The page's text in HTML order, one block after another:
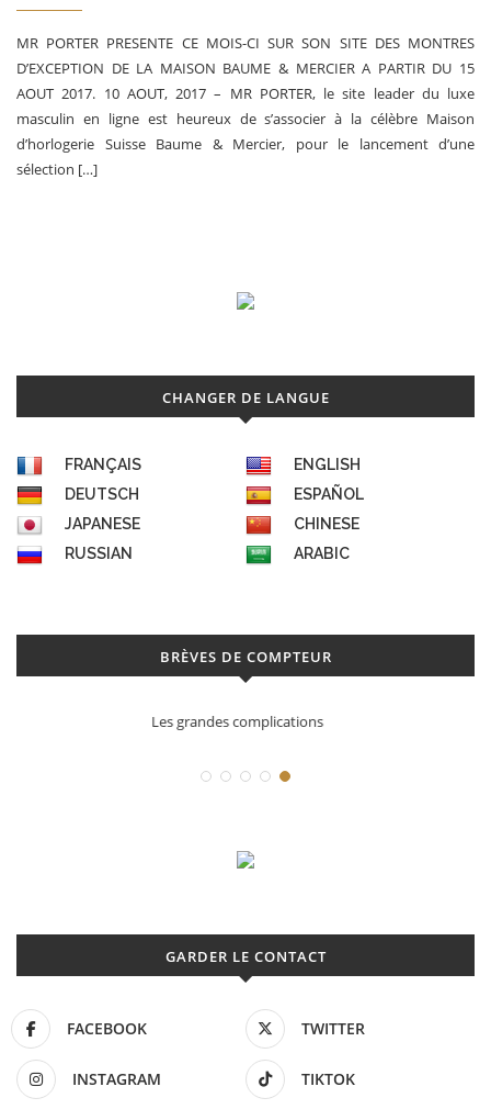
MR PORTER PRESENTE CE MOIS-CI SUR SON SITE DES MONTRES
D’EXCEPTION DE LA MAISON BAUME & MERCIER A PARTIR DU 15
AOUT 2017. 10 AOUT, 2017 – MR PORTER, le site leader du luxe
masculin en ligne est heureux de s’associer à la célèbre Maison
d’horlogerie Suisse Baume & Mercier, pour le lancement d’une
sélection […]
CHANGER DE LANGUE
FRANÇAIS
ENGLISH
DEUTSCH
ESPAÑOL
JAPANESE
CHINESE
RUSSIAN
ARABIC
BRÈVES DE COMPTEUR
Déconstruction Parmigiani Fleurier
GARDER LE CONTACT
FACEBOOK TWITTER
INSTAGRAM TIKTOK